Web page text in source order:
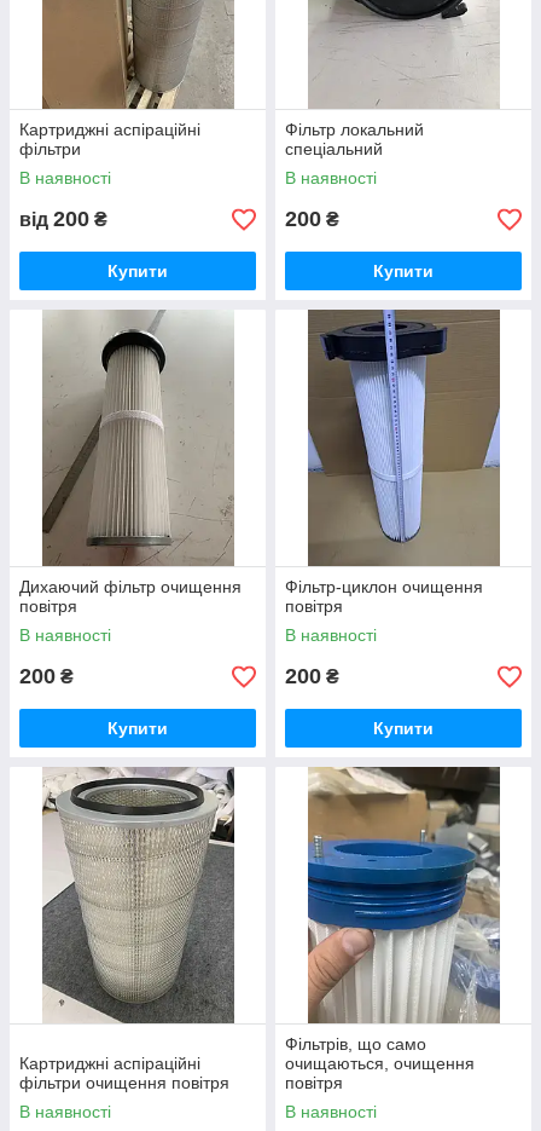
Картриджні аспіраційні
фільтри
В наявності
від 200 ₴
Купити
Фільтр локальний
спеціальний
В наявності
200 ₴
Купити
Дихаючий фільтр очищення
повітря
В наявності
200 ₴
Купити
Фільтр-циклон очищення
повітря
В наявності
200 ₴
Купити
Картриджні аспіраційні
фільтри очищення повітря
В наявності
Фільтрів, що само
очищаються, очищення
повітря
В наявності